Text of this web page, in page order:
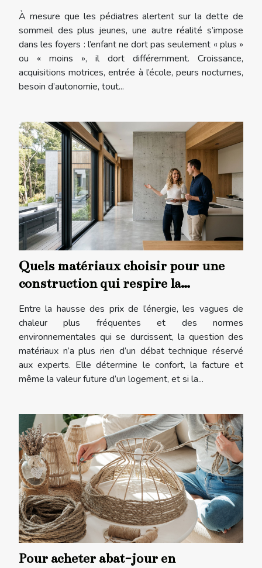
literie chez l’enfant
À mesure que les pédiatres alertent sur la dette de
sommeil des plus jeunes, une autre réalité s’impose
dans les foyers : l’enfant ne dort pas seulement « plus »
ou « moins », il dort différemment. Croissance,
acquisitions motrices, entrée à l’école, peurs nocturnes,
besoin d’autonomie, tout...
Quels matériaux choisir pour une
construction qui respire la
Entre la hausse des prix de l’énergie, les vagues de
chaleur plus fréquentes et des normes
environnementales qui se durcissent, la question des
matériaux n’a plus rien d’un débat technique réservé
aux experts. Elle détermine le confort, la facture et
même la valeur future d’un logement, et si la...
Pour acheter abat-jour en